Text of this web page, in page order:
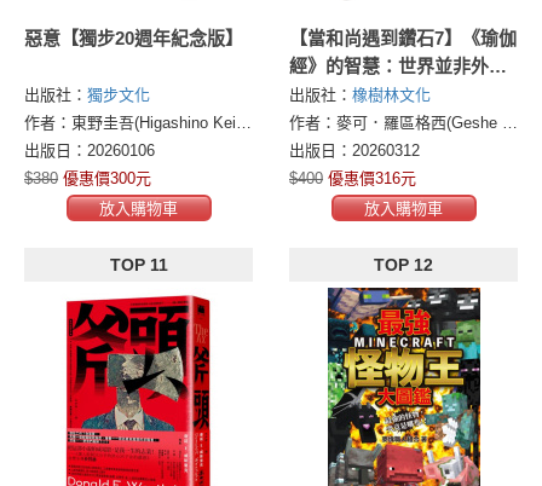
惡意【獨步20週年紀念版】
出版社： 獨步文化
作者：東野圭吾(Higashino Keigo)
出版日：20260106
$380 優惠價300元
放入購物車
【當和尚遇到鑽石7】《瑜伽
經》的智慧：世界並非外在
獨立，而是心中種子的顯
現。
出版社： 橡樹林文化
作者：麥可．羅區格西(Geshe Michael Roach)
出版日：20260312
$400 優惠價316元
放入購物車
TOP 11 TOP 12